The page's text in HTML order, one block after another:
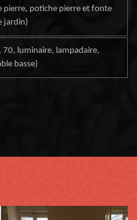
pierre, potiche pierre et fonte
jardin)
70, luminaire, lampadaire,
basse)